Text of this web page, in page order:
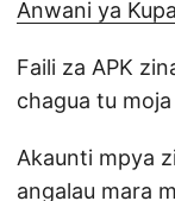
Anwani ya
Faili za APK
chagua tu
Akaunti mpya
angalau mara